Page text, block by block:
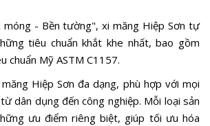
móng - Bền tường", xi măng Hiệp Sơn tự
tiêu chuẩn khắt khe nhất, bao gồm
chuẩn Mỹ ASTM C1157.
Hiệp Sơn đa dạng, phù hợp với mọi
dân dụng đến công nghiệp. Mỗi loại sản
ưu điểm riêng biệt, giúp tối ưu hóa